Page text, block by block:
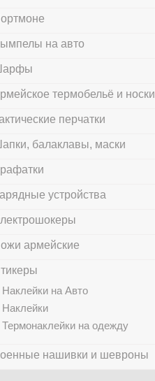
на авто
термобельё и носки
перчатки
балаклавы, маски
устройства
армейские
Наклейки на Авто
Наклейки
Термонаклейки на одежду
нашивки и шевроны